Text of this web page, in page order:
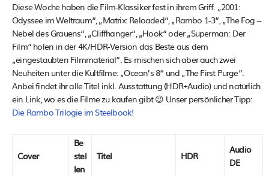
Diese Woche haben die Film-Klassiker fest in ihrem Griff. „2001:
Odyssee im Weltraum“, „Matrix: Reloaded“, „Rambo 1-3“, „The Fog –
Nebel des Grauens“, „Cliffhanger“, „Hook“ oder „Superman: Der
Film“ holen in der 4K/HDR-Version das Beste aus dem
„eingestaubten Filmmaterial“. Es mischen sich aber auch zwei
Neuheiten unter die Kultfilme: „Ocean’s 8“ und „The First Purge“.
Anbei findet ihr alle Titel inkl. Ausstattung (HDR+Audio) und natürlich
ein Link, wo es die Filme zu kaufen gibt 😉 Unser persönlicher Tipp:
Die Rambo Trilogie im Steelbook!
Cover
Be
stel
len
Titel HDR
Audio
DE